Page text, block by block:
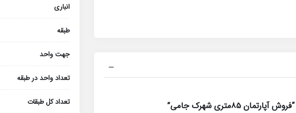
85متری شهرک جامی”
انباری
طبقه
جهت واحد
تعداد واحد در طبقه
تعداد کل طبقات